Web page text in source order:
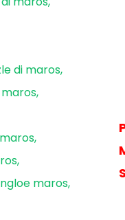
di maros
maros